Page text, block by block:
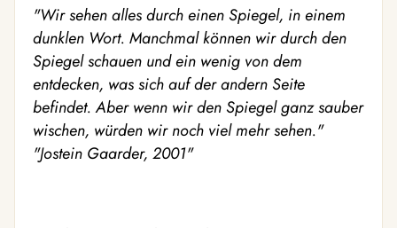
"Wir sehen alles durch einen Spiegel, in einem
dunklen Wort. Manchmal können wir durch den
Spiegel schauen und ein wenig von dem
entdecken, was sich auf der andern Seite
befindet. Aber wenn wir den Spiegel ganz sauber
wischen, würden wir noch viel mehr sehen."
"Jostein Gaarder, 2001"